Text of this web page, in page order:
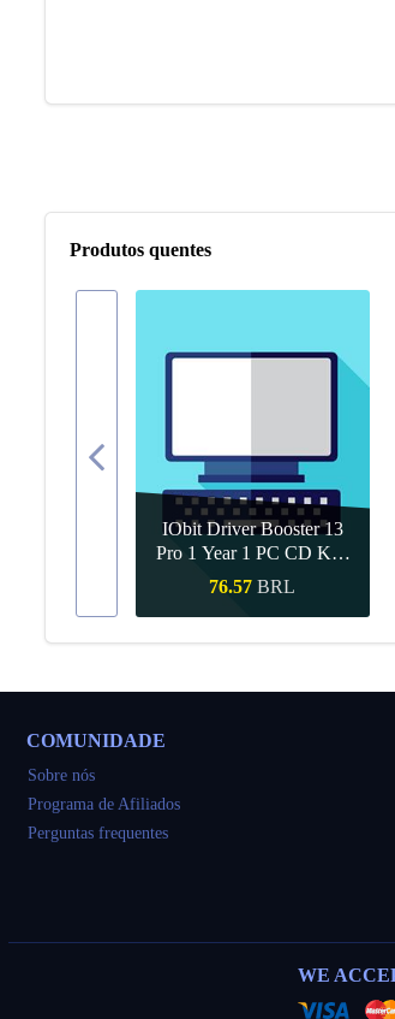
Produtos quentes
IObit Driver Booster 13
Pro 1 Year 1 PC CD Key
Global
76.57 BRL
Compra rápida
COMUNIDADE
Sobre nós
Programa de Afiliados
Perguntas frequentes
WE